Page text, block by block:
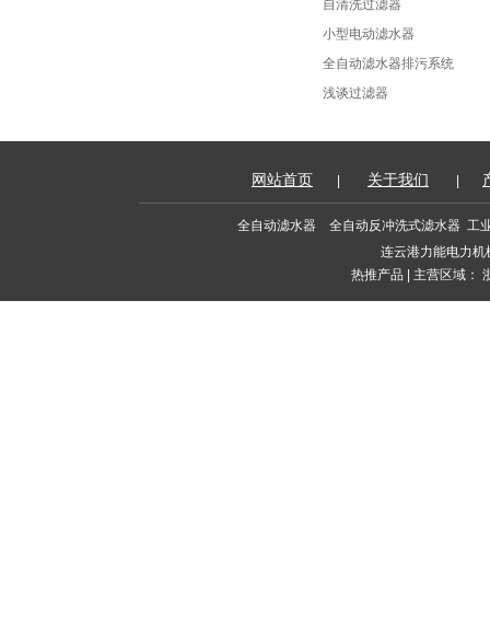
自清洗过滤器
小型电动滤水器
全自动滤水器排污系统
浅谈过滤器
网站首页 关于我们
全自动滤水器 全自动反冲洗式滤水器 工
连云港力能电力
热推产品 | 主营区域：